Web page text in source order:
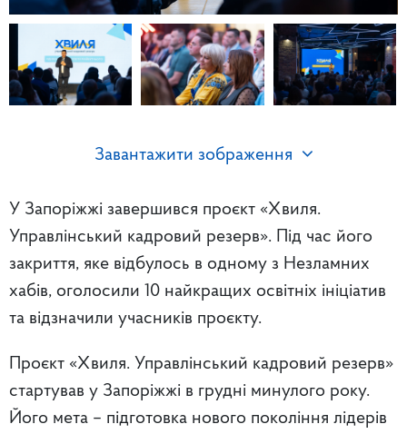
Завантажити зображення
У Запоріжжі завершився проєкт «Хвиля.
Управлінський кадровий резерв». Під час його
закриття, яке відбулось в одному з Незламних
хабів, оголосили 10 найкращих освітніх ініціатив
та відзначили учасників проєкту.
Проєкт «Хвиля. Управлінський кадровий резерв»
стартував у Запоріжжі в грудні минулого року.
Його мета – підготовка нового покоління лідерів